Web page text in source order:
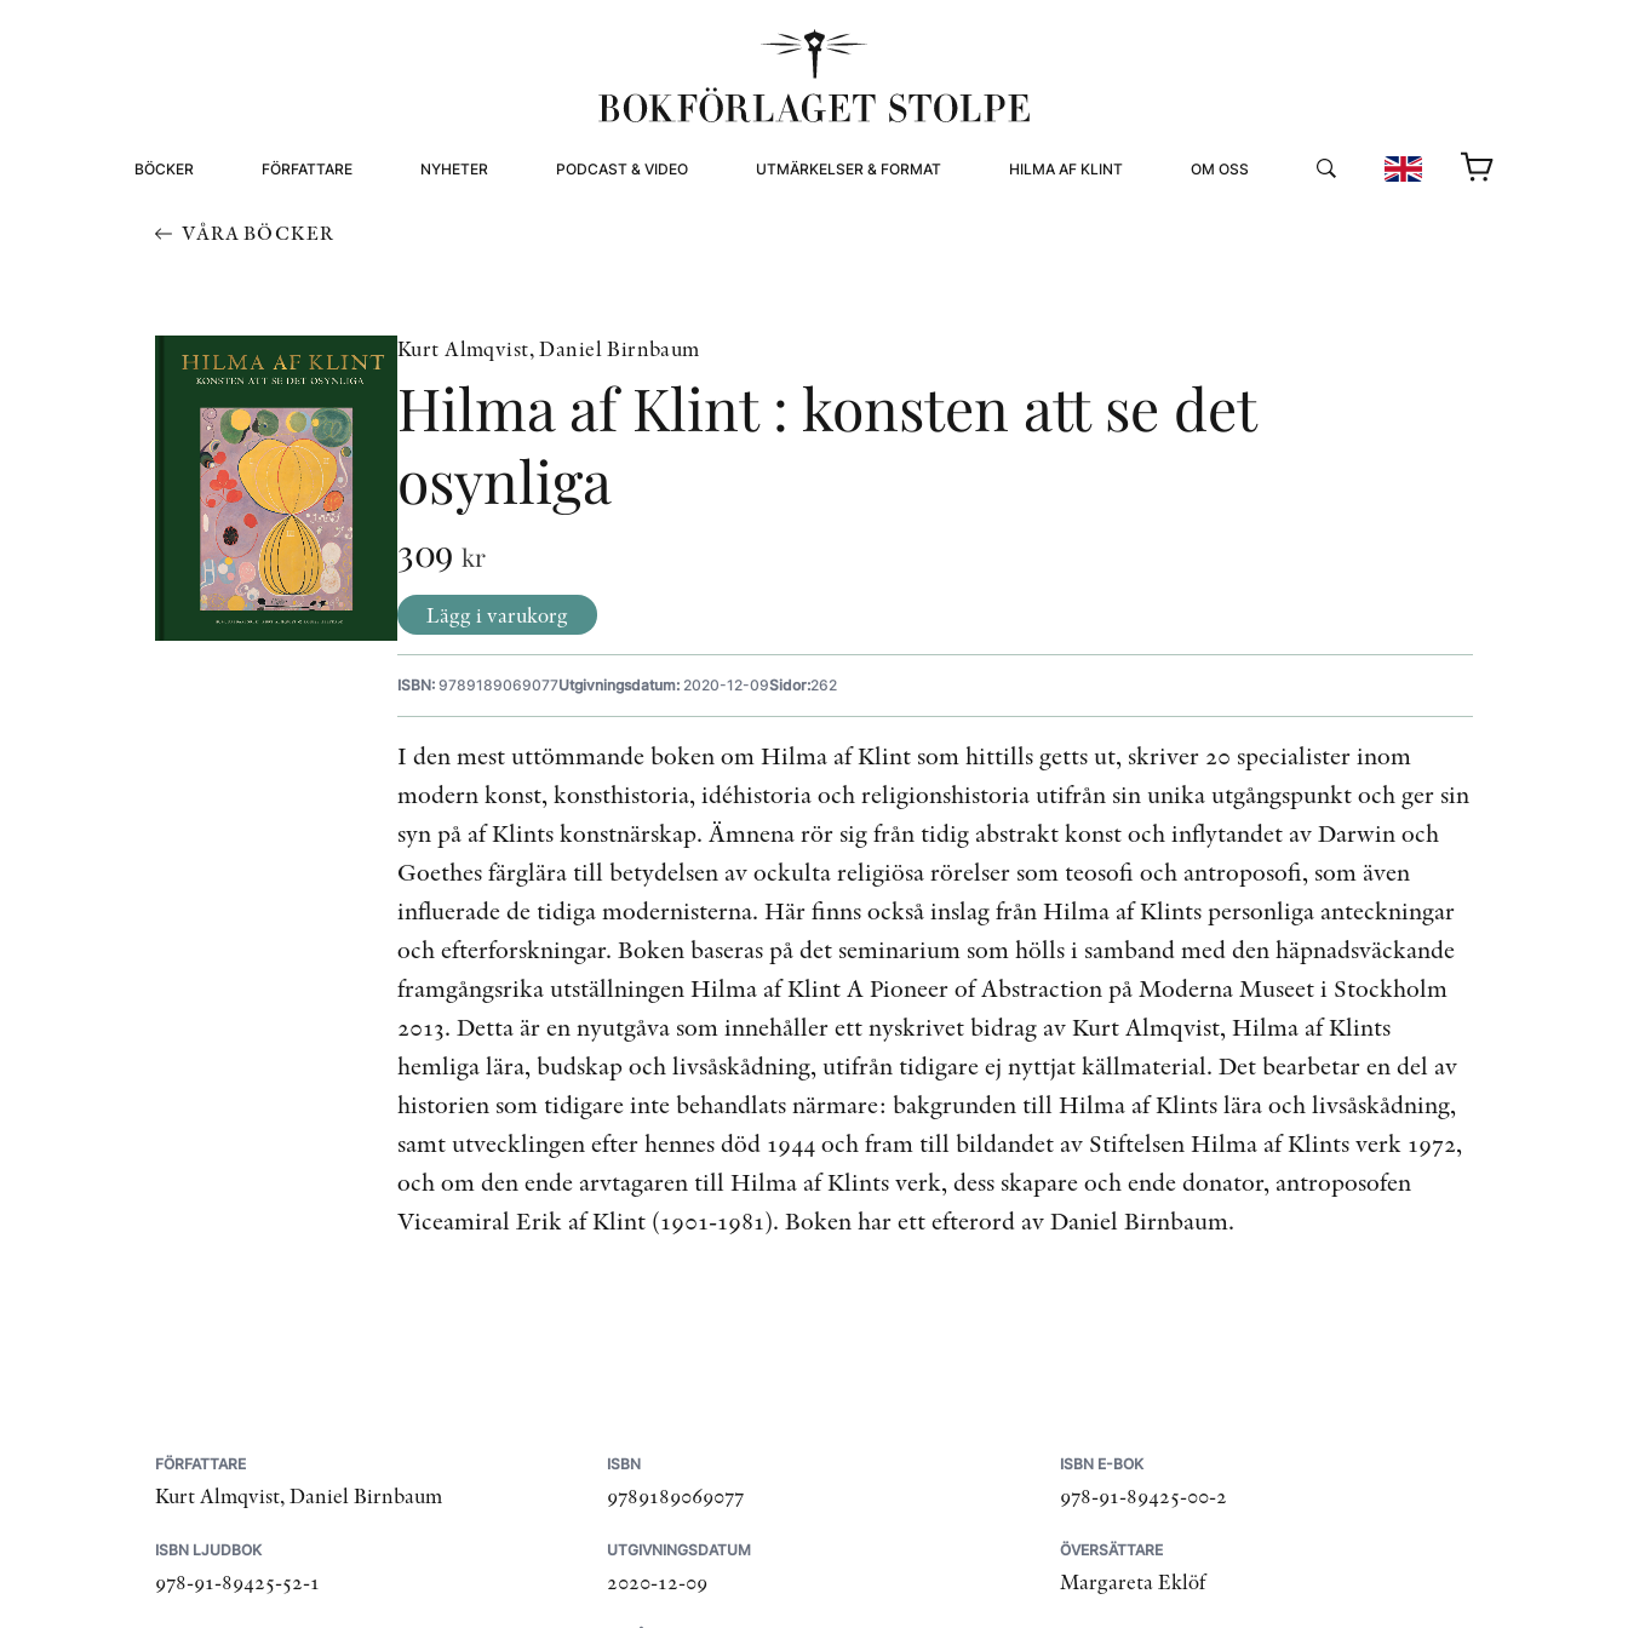
BÖCKER FÖRFATTARE NYHETER PODCAST & VIDEO UTMÄRKELSER & FORMAT HILMA AF KLINT OM OSS
PRESSKONTAKT
PEER REVIEW-PROCESSEN
VÅRA BÖCKER
Kurt Almqvist, Daniel Birnbaum
Hilma af Klint : konsten att se det
osynliga
309 kr
Lägg i varukorg
ISBN: 9789189069077Utgivningsdatum: 2020-12-09Sidor:262
I den mest uttömmande boken om Hilma af Klint som hittills getts ut, skriver 20 specialister inom
modern konst, konsthistoria, idéhistoria och religionshistoria utifrån sin unika utgångspunkt och ger sin
syn på af Klints konstnärskap. Ämnena rör sig från tidig abstrakt konst och inflytandet av Darwin och
Goethes färglära till betydelsen av ockulta religiösa rörelser som teosofi och antroposofi, som även
influerade de tidiga modernisterna. Här finns också inslag från Hilma af Klints personliga anteckningar
och efterforskningar. Boken baseras på det seminarium som hölls i samband med den häpnadsväckande
framgångsrika utställningen Hilma af Klint A Pioneer of Abstraction på Moderna Museet i Stockholm
2013. Detta är en nyutgåva som innehåller ett nyskrivet bidrag av Kurt Almqvist, Hilma af Klints
hemliga lära, budskap och livsåskådning, utifrån tidigare ej nyttjat källmaterial. Det bearbetar en del av
historien som tidigare inte behandlats närmare: bakgrunden till Hilma af Klints lära och livsåskådning,
samt utvecklingen efter hennes död 1944 och fram till bildandet av Stiftelsen Hilma af Klints verk 1972,
och om den ende arvtagaren till Hilma af Klints verk, dess skapare och ende donator, antroposofen
Viceamiral Erik af Klint (1901-1981). Boken har ett efterord av Daniel Birnbaum.
FÖRFATTARE
Kurt Almqvist, Daniel Birnbaum
ISBN
9789189069077
ISBN E-BOK
978-91-89425-00-2
ISBN LJUDBOK
978-91-89425-52-1
UTGIVNINGSDATUM
2020-12-09
ÖVERSÄTTARE
Margareta Eklöf